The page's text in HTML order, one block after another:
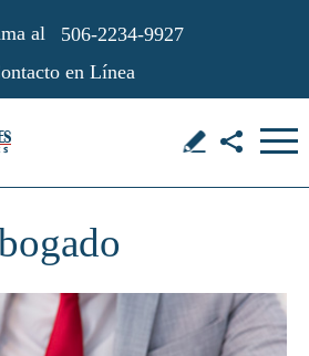
en Línea
506-2234-9927
al